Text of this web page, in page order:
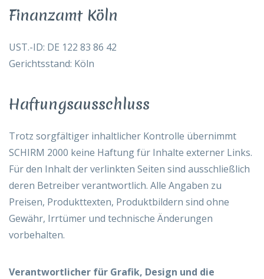
Finanzamt Köln
UST.-ID: DE 122 83 86 42
Gerichtsstand: Köln
Haftungsausschluss
Trotz sorgfältiger inhaltlicher Kontrolle übernimmt
SCHIRM 2000 keine Haftung für Inhalte externer Links.
Für den Inhalt der verlinkten Seiten sind ausschließlich
deren Betreiber verantwortlich. Alle Angaben zu
Preisen, Produkttexten, Produktbildern sind ohne
Gewähr, Irrtümer und technische Änderungen
vorbehalten.
Verantwortlicher für Grafik, Design und die